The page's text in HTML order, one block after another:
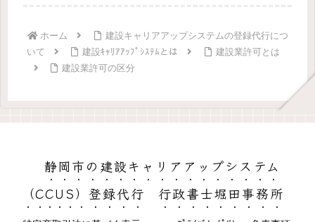
ホーム
建設キャリアアップシステムの登録代行につ
いて
建設ｷｬﾘｱｱｯﾌﾟｼｽﾃﾑとは
建設業許可とは
建設業許可の区分
静岡市の建設キャリアアップシステム
（CCUS）登録代行 行政書士堀田事務所